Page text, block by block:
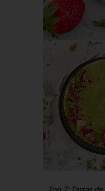
Top 7: Tartas